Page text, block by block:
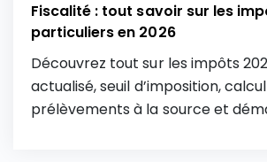
Fiscalité : tout savoir sur les
particuliers en 2026
Découvrez tout sur les impôts
actualisé, seuil d’imposition, calcul
prélèvements à la source et